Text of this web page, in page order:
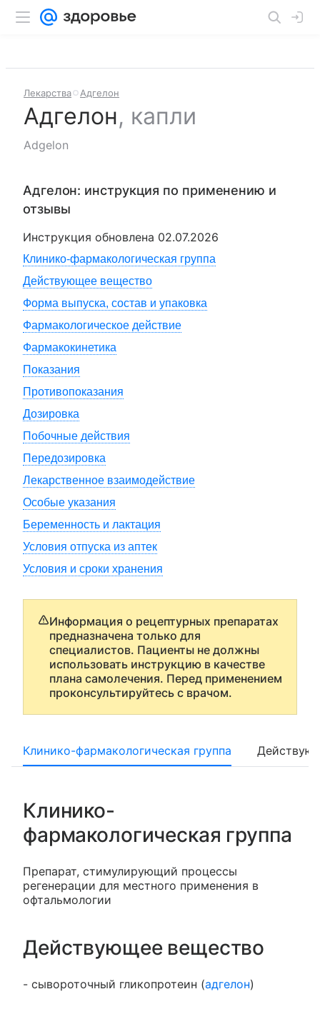
Лекарства Адгелон
Адгелон, капли
Adgelon
Адгелон: инструкция по применению и
отзывы
Инструкция обновлена 02.07.2026
Клинико-фармакологическая группа
Действующее вещество
Форма выпуска, состав и упаковка
Фармакологическое действие
Фармакокинетика
Показания
Противопоказания
Дозировка
Побочные действия
Передозировка
Лекарственное взаимодействие
Особые указания
Беременность и лактация
Условия отпуска из аптек
Условия и сроки хранения
Информация о рецептурных препаратах
предназначена только для
специалистов. Пациенты не должны
использовать инструкцию в качестве
плана самолечения. Перед применением
проконсультируйтесь с врачом.
Клинико-фармакологическая группа
Клинико-
фармакологическая группа
Препарат, стимулирующий процессы
регенерации для местного применения в
офтальмологии
Действующее вещество
- сывороточный гликопротеин (адгелон)